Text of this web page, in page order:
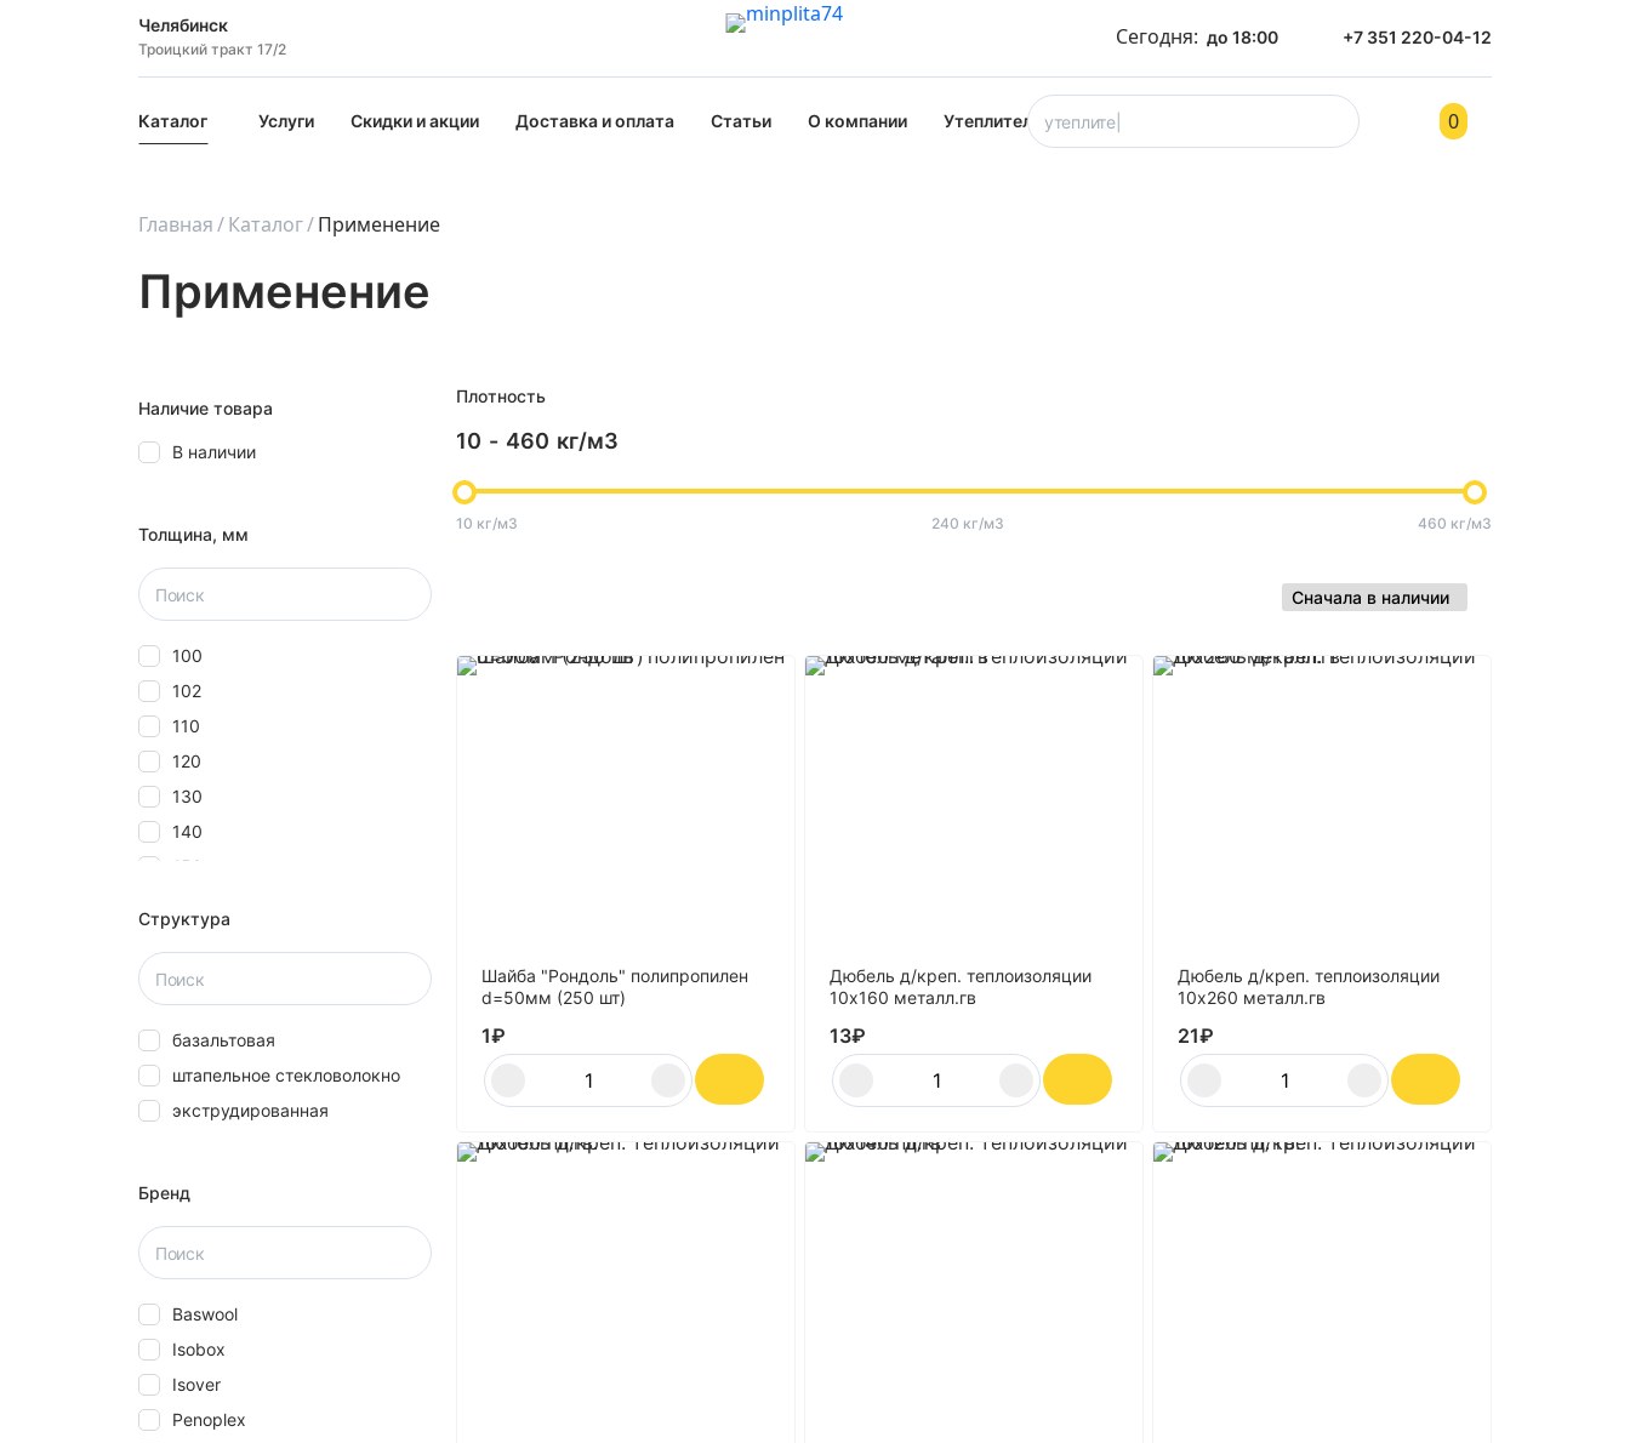
Челябинск
Троицкий тракт 17/2 Сегодня: до 18:00 +7 351 220-04-12
Каталог Услуги Скидки и акции Доставка и оплата Статьи О компании Утеплители оптом 0
Главная Каталог Применение
Применение
Наличие товара
В наличии
Толщина, мм
100
102
110
120
130
140
150
20
2000
25
27
28
50
60
70
80
Структура
базальтовая
штапельное стекловолокно
экструдированная
Бренд
Baswool
Isobox
Isover
Penoplex
Плотность
10 - 460 кг/м3
10 кг/м3 240 кг/м3 460 кг/м3
Шайба "Рондоль" полипропилен
d=50мм (250 шт)
1₽
Дюбель д/креп. теплоизоляции
10х160 металл.гв
13₽
Дюбель д/креп. теплоизоляции
10х260 металл.гв
21₽